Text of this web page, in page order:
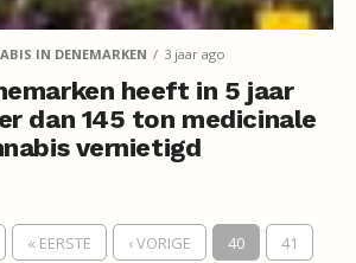
IN DENEMARKEN 3 jaar ago
heeft in 5 jaar
dan 145 ton medicinale
vernietigd
« EERSTE ‹ VORIGE 40
41